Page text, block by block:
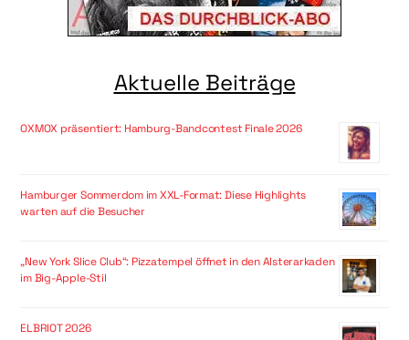
Aktuelle Beiträge
OXMOX präsentiert: Hamburg-Bandcontest Finale 2026
Hamburger Sommerdom im XXL-Format: Diese Highlights
warten auf die Besucher
„New York Slice Club“: Pizzatempel öffnet in den Alsterarkaden
im Big-Apple-Stil
ELBRIOT 2026